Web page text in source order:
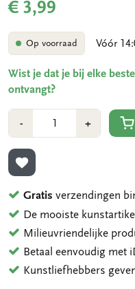
€ 3,99
Op voorraad Vóór
Wist je dat je bij elke
ontvangt?
-Min
1
+Plus
1
TOEVOEGEN AAN
Gratis verzendingen
De mooiste
Milieuvriendelijke
Betaal eenvoudig met
Kunstliefhebbers